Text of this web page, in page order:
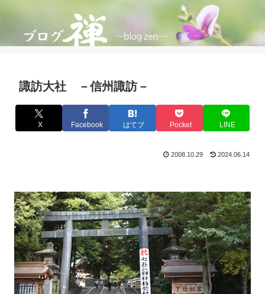
諏訪大社 －信州諏訪－
X Facebook はてブ Pocket LINE
2008.10.29 2024.06.14